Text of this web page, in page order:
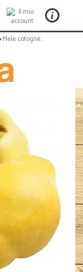
Mele cotogne turchia kg.1